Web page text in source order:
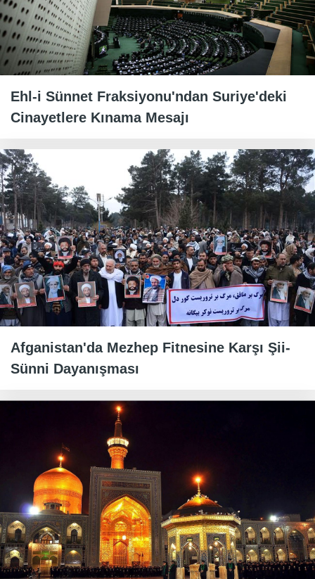
Ehl-i Sünnet Fraksiyonu'ndan Suriye'deki
Cinayetlere Kınama Mesajı
Afganistan'da Mezhep Fitnesine Karşı Şii-
Sünni Dayanışması